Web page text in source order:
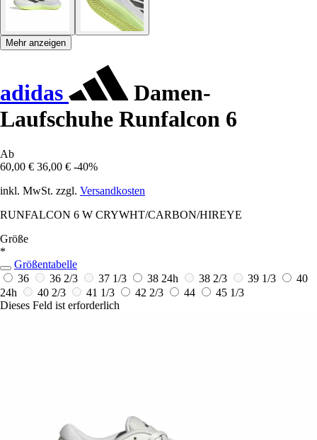
Mehr anzeigen
adidas
Damen-
Laufschuhe Runfalcon 6
Ab
60,00 € 36,00 € -40%
inkl. MwSt. zzgl. Versandkosten
RUNFALCON 6 W CRYWHT/CARBON/HIREYE
Größe
*
Größentabelle
36
36 2/3 37 1/3 38 24h 38 2/3 39 1/3
40
24h
40 2/3 41 1/3 42 2/3 44
45 1/3
Dieses Feld ist erforderlich